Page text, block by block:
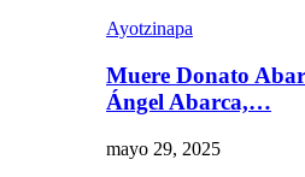
Ayotzinapa
Muere Donato
Ángel Abarca,…
mayo 29, 2025